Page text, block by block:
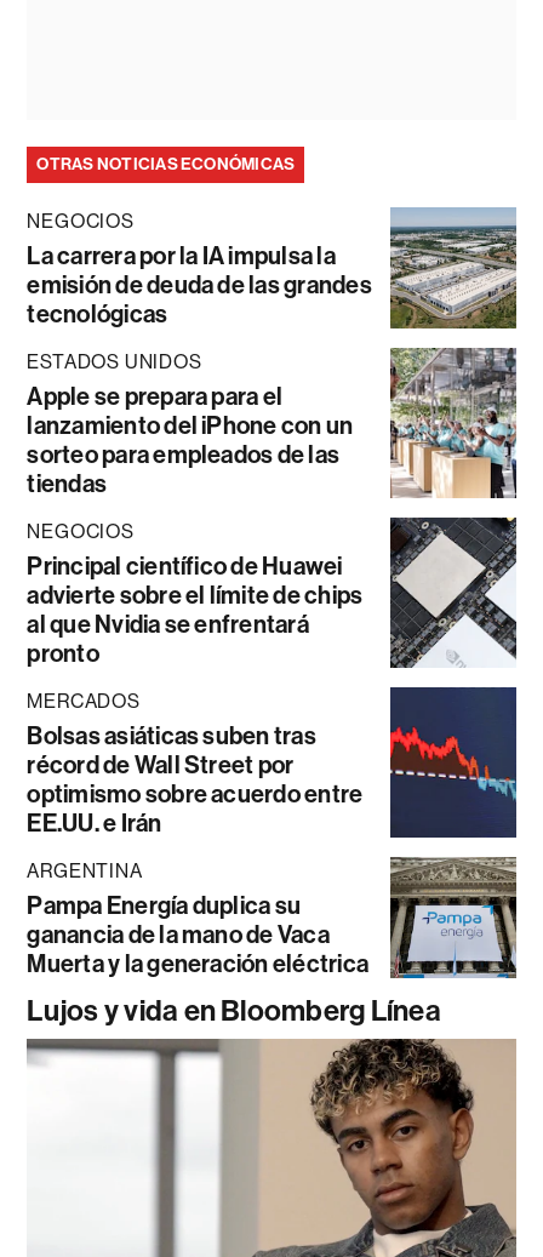
OTRAS NOTICIAS ECONÓMICAS
NEGOCIOS
La carrera por la IA impulsa la
emisión de deuda de las grandes
tecnológicas
ESTADOS UNIDOS
Apple se prepara para el
lanzamiento del iPhone con un
sorteo para empleados de las
tiendas
NEGOCIOS
Principal científico de Huawei
advierte sobre el límite de chips
al que Nvidia se enfrentará
pronto
MERCADOS
Bolsas asiáticas suben tras
récord de Wall Street por
optimismo sobre acuerdo entre
EE.UU. e Irán
ARGENTINA
Pampa Energía duplica su
ganancia de la mano de Vaca
Muerta y la generación eléctrica
Lujos y vida en Bloomberg Línea